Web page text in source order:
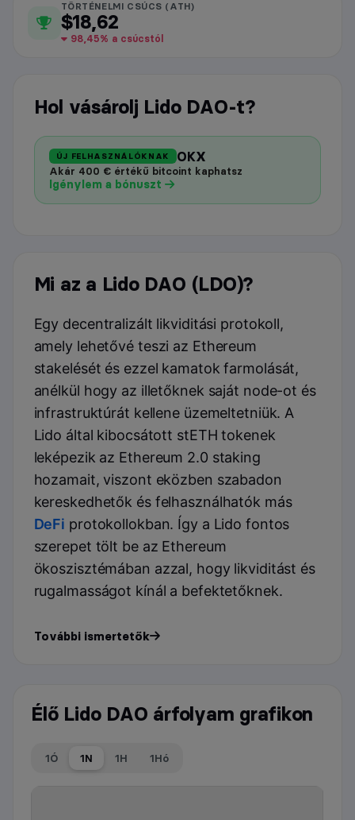
TÖRTÉNELMI CSÚCS (ATH)
$18,62
98,45% a csúcstól
Hol vásárolj Lido DAO-t?
ÚJ FELHASZNÁLÓKNAK OKX
Akár 400 € értékű bitcoint kaphatsz
Igénylem a bónuszt
Mi az a Lido DAO (LDO)?
Egy decentralizált likviditási protokoll,
amely lehetővé teszi az Ethereum
stakelését és ezzel kamatok farmolását,
anélkül hogy az illetőknek saját node-ot és
infrastruktúrát kellene üzemeltetniük. A
Lido által kibocsátott stETH tokenek
leképezik az Ethereum 2.0 staking
hozamait, viszont eközben szabadon
kereskedhetők és felhasználhatók más
DeFi protokollokban. Így a Lido fontos
szerepet tölt be az Ethereum
ökoszisztémában azzal, hogy likviditást és
rugalmasságot kínál a befektetőknek.
További ismertetők
Élő Lido DAO árfolyam grafikon
1Ó 1N 1H 1Hó